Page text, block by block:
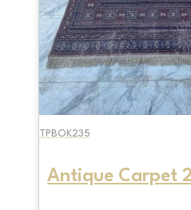
TPBOK235
Antique Carpet